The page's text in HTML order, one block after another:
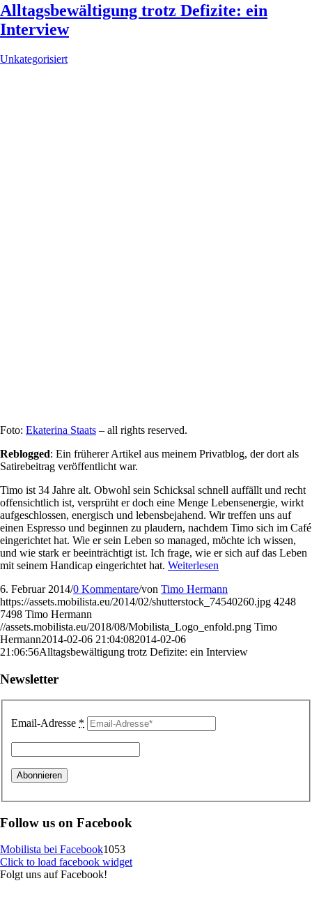
Alltagsbewältigung trotz Defizite: ein
Interview
Unkategorisiert
Foto: Ekaterina Staats – all rights reserved.
Reblogged: Ein früherer Artikel aus meinem Privatblog, der dort als
Satirebeitrag veröffentlicht war.
Timo ist 34 Jahre alt. Obwohl sein Schicksal schnell auffällt und recht
offensichtlich ist, versprüht er doch eine Menge Lebensenergie, wirkt
aufgeschlossen, energisch und lebensbejahend. Wir treffen uns auf
einen Espresso und beginnen zu plaudern, nachdem Timo sich im Café
eingerichtet hat. Wie er sein Leben so managed, möchte ich wissen,
und wie stark er beeinträchtigt ist. Ich frage, wie er sich auf das Leben
mit seinem Handicap eingerichtet hat. Weiterlesen
6. Februar 2014/0 Kommentare/von Timo Hermann
https://assets.mobilista.eu/2014/02/shutterstock_74540260.jpg 4248
7498 Timo Hermann
//assets.mobilista.eu/2018/08/Mobilista_Logo_enfold.png Timo
Hermann2014-02-06 21:04:082014-02-06
21:06:56Alltagsbewältigung trotz Defizite: ein Interview
Newsletter
Email-Adresse *
Follow us on Facebook
Mobilista bei Facebook1053
Click to load facebook widget
Folgt uns auf Facebook!